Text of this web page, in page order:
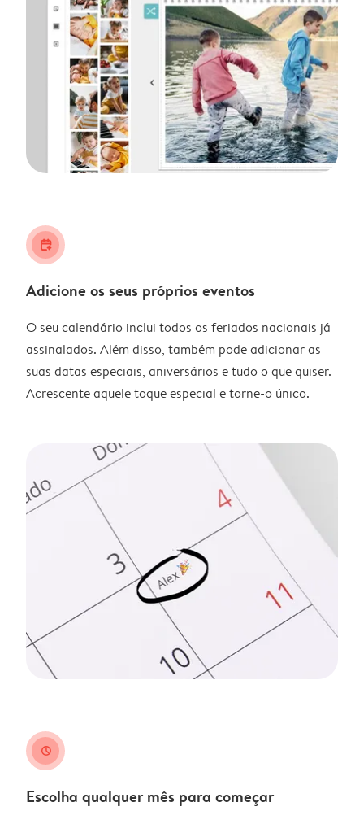
calendar_plus
Adicione os seus próprios eventos
O seu calendário inclui todos os feriados nacionais já
assinalados. Além disso, também pode adicionar as
suas datas especiais, aniversários e tudo o que quiser.
Acrescente aquele toque especial e torne-o único.
clock
Escolha qualquer mês para começar